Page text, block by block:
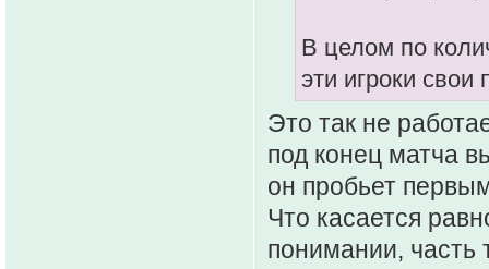
В целом по
эти игроки
Это так не
под конец матча
он пробьет
Что касается
понимании, часть